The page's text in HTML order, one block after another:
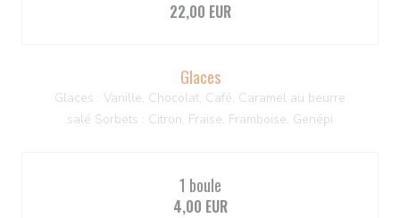
22,00 EUR
Glaces
Glaces : Vanille, Chocolat, Café, Caramel au beurre
salé Sorbets : Citron, Fraise, Framboise, Genépi
1 boule
4,00 EUR